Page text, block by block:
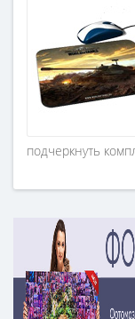
подчеркнуть